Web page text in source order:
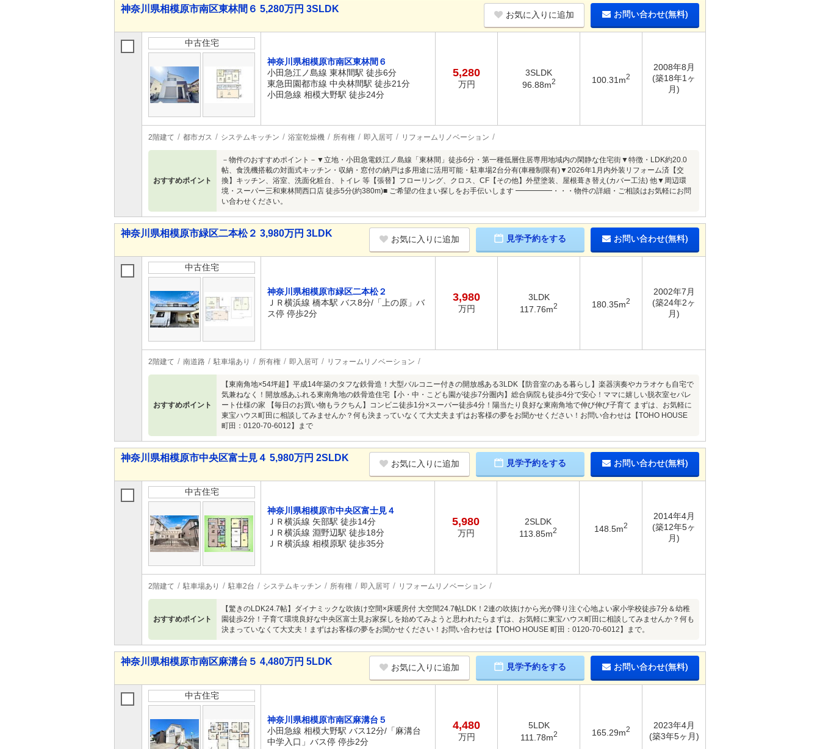
神奈川県相模原市南区東林間６ 5,280万円 3SLDK
お気に入りに追加 お問い合わせ(無料)
中古住宅
神奈川県相模原市南区東林間６
小田急江ノ島線 東林間駅 徒歩6分
東急田園都市線 中央林間駅 徒歩21分
小田急線 相模大野駅 徒歩24分
5,280
万円
3SLDK
96.88m2 100.31m2
2008年8月
(築18年1ヶ
月)
2階建て 都市ガス システムキッチン 浴室乾燥機 所有権 即入居可 リフォームリノベーション
おすすめポイント
－物件のおすすめポイント－▼立地・小田急電鉄江ノ島線「東林間」徒歩6分・第一種低層住居専用地域内の閑静な住宅街▼特徴・LDK約20.0
帖、食洗機搭載の対面式キッチン・収納・窓付の納戸は多用途に活用可能・駐車場2台分有(車種制限有)▼2026年1月内外装リフォーム済【交
換】キッチン、浴室、洗面化粧台、トイレ 等【張替】フローリング、クロス、CF【その他】外壁塗装、屋根葺き替え(カバー工法) 他▼周辺環
境・スーパー三和東林間西口店 徒歩5分(約380m)■ ご希望の住まい探しをお手伝いします ━━━━━・・・物件の詳細・ご相談はお気軽にお問
い合わせください。
神奈川県相模原市緑区二本松２ 3,980万円 3LDK
お気に入りに追加 見学予約をする お問い合わせ(無料)
中古住宅
神奈川県相模原市緑区二本松２
ＪＲ横浜線 橋本駅 バス8分/「上の原」バ
ス停 停歩2分
3,980
万円
3LDK
117.76m2 180.35m2
2002年7月
(築24年2ヶ
月)
2階建て 南道路 駐車場あり 所有権 即入居可 リフォームリノベーション
おすすめポイント
【東南角地×54坪超】平成14年築のタフな鉄骨造！大型バルコニー付きの開放感ある3LDK【防音室のある暮らし】楽器演奏やカラオケも自宅で
気兼ねなく！開放感あふれる東南角地の鉄骨造住宅【小・中・こども園が徒歩7分圏内】総合病院も徒歩4分で安心！ママに嬉しい脱衣室セパレ
ート仕様の家 【毎日のお買い物もラクちん】コンビニ徒歩1分×スーパー徒歩4分！陽当たり良好な東南角地で伸び伸び子育て まずは、お気軽に
東宝ハウス町田に相談してみませんか？何も決まっていなくて大丈夫まずはお客様の夢をお聞かせください！お問い合わせは【TOHO HOUSE
町田：0120-70-6012】まで
神奈川県相模原市中央区富士見４ 5,980万円 2SLDK
お気に入りに追加 見学予約をする お問い合わせ(無料)
中古住宅
神奈川県相模原市中央区富士見４
ＪＲ横浜線 矢部駅 徒歩14分
ＪＲ横浜線 淵野辺駅 徒歩18分
ＪＲ横浜線 相模原駅 徒歩35分
5,980
万円
2SLDK
113.85m2 148.5m2
2014年4月
(築12年5ヶ
月)
2階建て 駐車場あり 駐車2台 システムキッチン 所有権 即入居可 リフォームリノベーション
おすすめポイント
【驚きのLDK24.7帖】ダイナミックな吹抜け空間×床暖房付 大空間24.7帖LDK！2連の吹抜けから光が降り注ぐ心地よい家小学校徒歩7分＆幼稚
園徒歩2分！子育て環境良好な中央区富士見お家探しを始めてみようと思われたらまずは、お気軽に東宝ハウス町田に相談してみませんか？何も
決まっていなくて大丈夫！まずはお客様の夢をお聞かせください！お問い合わせは【TOHO HOUSE 町田：0120-70-6012】まで。
神奈川県相模原市南区麻溝台５ 4,480万円 5LDK
お気に入りに追加 見学予約をする お問い合わせ(無料)
中古住宅
神奈川県相模原市南区麻溝台５
小田急線 相模大野駅 バス12分/「麻溝台
中学入口」バス停 停歩2分
4,480
万円
5LDK
111.78m2 165.29m2
2023年4月
(築3年5ヶ月)